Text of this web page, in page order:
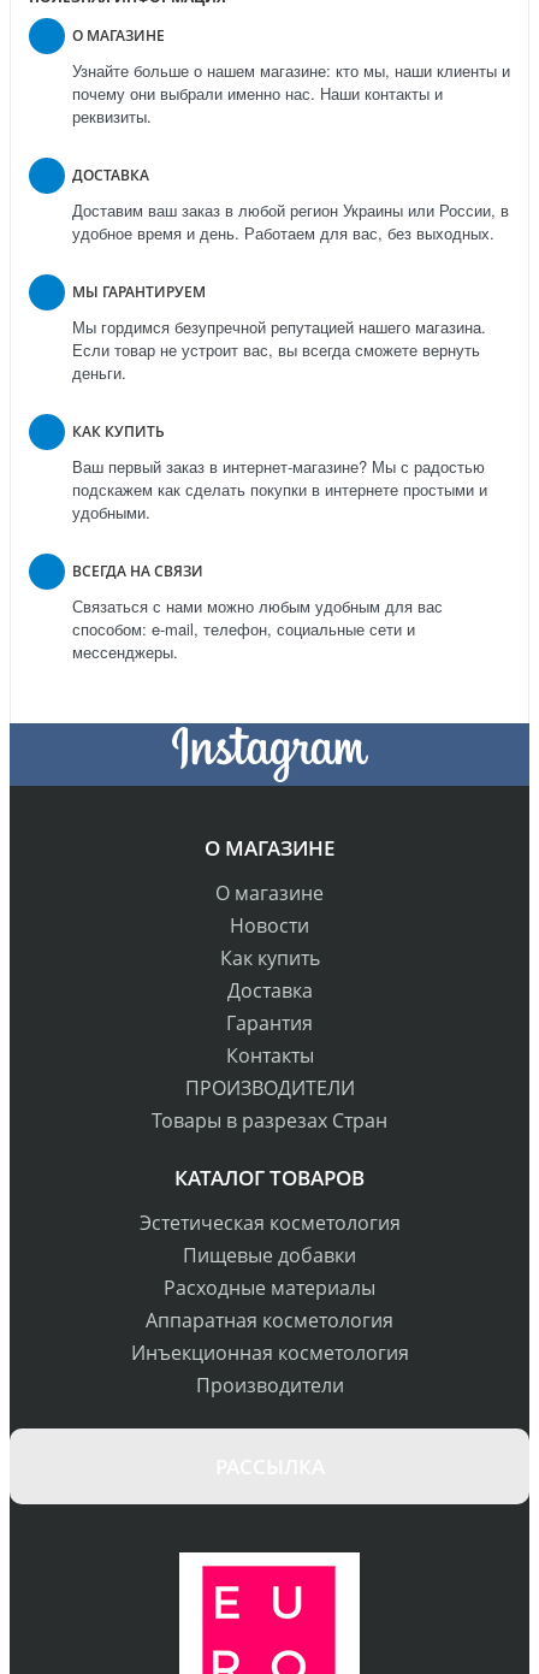
О МАГАЗИНЕ
Узнайте больше о нашем магазине: кто мы, наши клиенты и
почему они выбрали именно нас. Наши контакты и
реквизиты.
ДОСТАВКА
Доставим ваш заказ в любой регион Украины или России, в
удобное время и день. Работаем для вас, без выходных.
МЫ ГАРАНТИРУЕМ
Мы гордимся безупречной репутацией нашего магазина.
Если товар не устроит вас, вы всегда сможете вернуть
деньги.
КАК КУПИТЬ
Ваш первый заказ в интернет-магазине? Мы с радостью
подскажем как сделать покупки в интернете простыми и
удобными.
ВСЕГДА НА СВЯЗИ
Связаться с нами можно любым удобным для вас
способом: e-mail, телефон, социальные сети и
мессенджеры.
О МАГАЗИНЕ
О магазине
Новости
Как купить
Доставка
Гарантия
Контакты
ПРОИЗВОДИТЕЛИ
Товары в разрезах Стран
КАТАЛОГ ТОВАРОВ
Эстетическая косметология
Пищевые добавки
Расходные материалы
Аппаратная косметология
Инъекционная косметология
Производители